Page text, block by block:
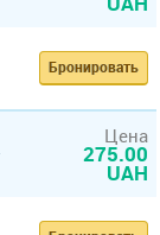
Бронировать
Цена
275.00
UAH